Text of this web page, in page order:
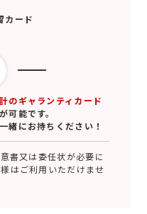
カード
のギャランティカード
可能です。
緒にお持ちください！
書又は委任状が必要に
はご利用いただけませ